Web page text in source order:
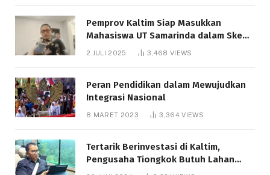
Pemprov Kaltim Siap Masukkan
Mahasiswa UT Samarinda dalam Skema
Bantuan Pendidikan Gratispol
2 JULI 2025 3,468 VIEWS
Peran Pendidikan dalam Mewujudkan
Integrasi Nasional
8 MARET 2023 3,364VIEWS
Tertarik Berinvestasi di Kaltim,
Pengusaha Tiongkok Butuh Lahan
1.000 Hektare